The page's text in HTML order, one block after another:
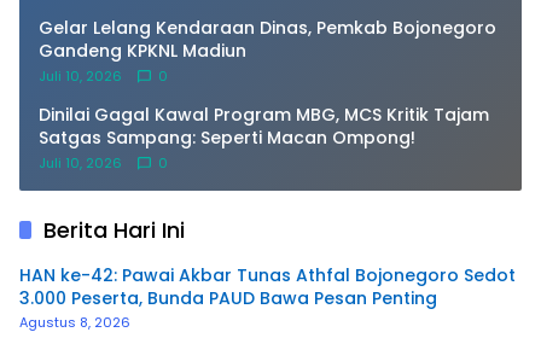
Gelar Lelang Kendaraan Dinas, Pemkab Bojonegoro
Gandeng KPKNL Madiun
Juli 10, 2026 0
Dinilai Gagal Kawal Program MBG, MCS Kritik Tajam
Satgas Sampang: Seperti Macan Ompong!
Juli 10, 2026 0
Berita Hari Ini
HAN ke-42: Pawai Akbar Tunas Athfal Bojonegoro Sedot
3.000 Peserta, Bunda PAUD Bawa Pesan Penting
Agustus 8, 2026